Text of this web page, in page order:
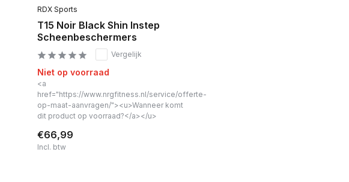
RDX Sports
T15 Noir Black Shin Instep
Scheenbeschermers
Vergelijk
Niet op voorraad
<a
href="https://www.nrgfitness.nl/service/offerte-
op-maat-aanvragen/"><u>Wanneer komt
dit product op voorraad?</a></u>
€66,99
Incl. btw